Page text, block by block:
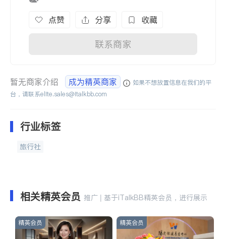
点赞 分享 收藏
联系商家
暂无商家介绍 成为精英商家
如果不想放置信息在我们的平
台，请联系elite.sales@italkbb.com
行业标签
旅行社
相关精英会员 推广 | 基于iTalkBB精英会员，进行展示
精英会员 精英会员